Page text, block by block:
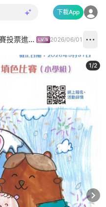
下載App
「我的Chill賞假期」填色比賽投票進行中✅ 2026/06/01
1/2